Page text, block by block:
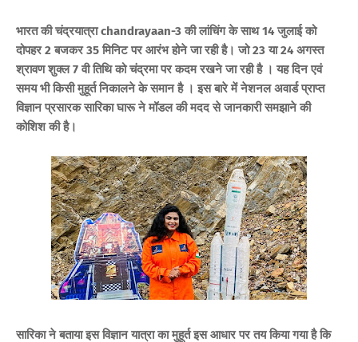
भारत की चंद्रयात्रा chandrayaan-3 की लांचिंग के साथ14 जुलाई को
दोपहर 2 बजकर 35 मिनिट पर आरंभ होने जा रही है। जो 23 या 24 अगस्‍त
श्रावण शुक्‍ल 7 वी तिथि को चंद्रमा पर कदम रखने जा रही है । यह दिन एवं
समय भी किसी मुहूर्त निकालने के समान है । इस बारे में नेशनल अवार्ड प्राप्‍त
विज्ञान प्रसारक सारिका घारू ने मॉडल की मदद से जानकारी समझाने की
कोशिश की है।
सारिका ने बताया इस विज्ञान यात्रा का मुहूर्त इस आधार पर तय किया गया है कि